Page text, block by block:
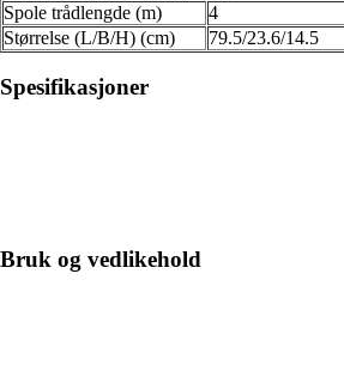
Spole trådlengde (m)
4
Størrelse (L/B/H) (cm)
79.5/23.6/14.5
Spesifikasjoner
Bruk og vedlikehold